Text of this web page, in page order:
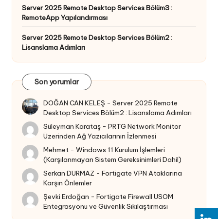
Server 2025 Remote Desktop Services Bölüm3 :
RemoteApp Yapılandırması
Server 2025 Remote Desktop Services Bölüm2 :
Lisanslama Adımları
Son yorumlar
DOĞAN CAN KELEŞ -Server 2025 Remote
Desktop Services Bölüm2 : Lisanslama Adımları
Süleyman Karataş -PRTG Network Monitor
Üzerinden Ağ Yazıcılarının İzlenmesi
Mehmet -Windows 11 Kurulum İşlemleri
(Karşılanmayan Sistem Gereksinimleri Dahil)
Serkan DURMAZ -Fortigate VPN Ataklarına
Karşın Önlemler
Şevki Erdoğan -Fortigate Firewall USOM
Entegrasyonu ve Güvenlik Sıkılaştırması